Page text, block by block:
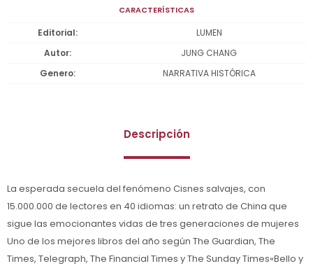
CARACTERÍSTICAS
Editorial
LUMEN
Autor
JUNG CHANG
Genero
NARRATIVA HISTÓRICA
Descripción
La esperada secuela del fenómeno Cisnes salvajes, con
15.000.000 de lectores en 40 idiomas: un retrato de China que
sigue las emocionantes vidas de tres generaciones de mujeres
Uno de los mejores libros del año según The Guardian, The
Times, Telegraph, The Financial Times y The Sunday Times«Bello y